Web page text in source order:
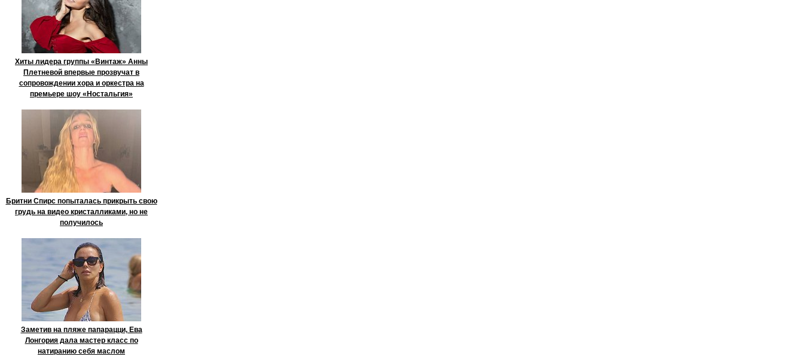
Хиты лидера группы «Винтаж» Анны
Плетневой впервые прозвучат в
сопровождении хора и оркестра на
премьере шоу «Ностальгия»
Бритни Спирс попыталась прикрыть свою
грудь на видео кристалликами, но не
получилось
Заметив на пляже папарацци, Ева
Лонгория дала мастер класс по
натиранию себя маслом